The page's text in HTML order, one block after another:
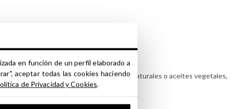
nuestras categorías de hidrolatos naturales o aceites vegetales,
en función de un perfil elaborado a
aceptar todas las cookies haciendo
de Privacidad y Cookies.